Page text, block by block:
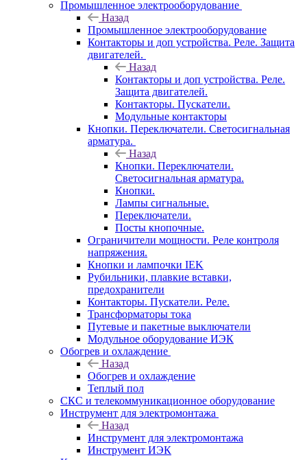
Промышленное электрооборудование
Назад
Промышленное электрооборудование
Контакторы и доп устройства. Реле. Защита
двигателей.
Назад
Контакторы и доп устройства. Реле.
Защита двигателей.
Контакторы. Пускатели.
Модульные контакторы
Кнопки. Переключатели. Светосигнальная
арматура.
Назад
Кнопки. Переключатели.
Светосигнальная арматура.
Кнопки.
Лампы сигнальные.
Переключатели.
Посты кнопочные.
Ограничители мощности. Реле контроля
напряжения.
Кнопки и лампочки IEK
Рубильники, плавкие вставки,
предохранители
Контакторы. Пускатели. Реле.
Трансформаторы тока
Путевые и пакетные выключатели
Модульное оборудование ИЭК
Обогрев и охлаждение
Назад
Обогрев и охлаждение
Теплый пол
СКС и телекоммуникационное оборудование
Инструмент для электромонтажа
Назад
Инструмент для электромонтажа
Инструмент ИЭК